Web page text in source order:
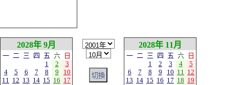
2028年 9月
一 二 三 四 五 六
日
1
2
3
4
5 6 7 8 9
10
11 12 13 14 15 16 17
2028年 11月
一 二 三 四 五 六
日
1
2 3 4
5
6
7 8 9 10 11 12
13 14 15 16 17 18 19